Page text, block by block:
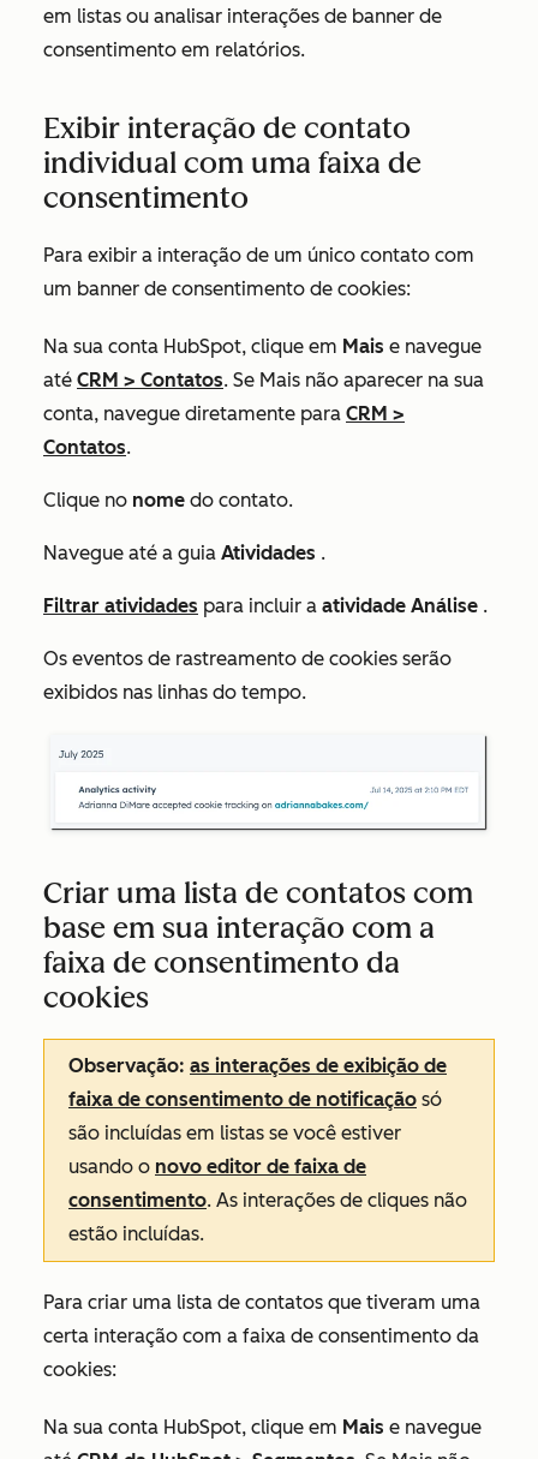
em listas ou analisar interações de banner de
consentimento em relatórios.
Exibir interação de contato
individual com uma faixa de
consentimento
Para exibir a interação de um único contato com
um banner de consentimento de cookies:
Na sua conta HubSpot, clique em Mais e navegue
até CRM > Contatos. Se Mais não aparecer na sua
conta, navegue diretamente para CRM >
Contatos.
Clique no nome do contato.
Navegue até a guia Atividades .
Filtrar atividades para incluir a atividade Análise .
Os eventos de rastreamento de cookies serão
exibidos nas linhas do tempo.
Criar uma lista de contatos com
base em sua interação com a
faixa de consentimento da
cookies
Observação: as interações de exibição de
faixa de consentimento de notificação só
são incluídas em listas se você estiver
usando o novo editor de faixa de
consentimento. As interações de cliques não
estão incluídas.
Para criar uma lista de contatos que tiveram uma
certa interação com a faixa de consentimento da
cookies:
Na sua conta HubSpot, clique em Mais e navegue